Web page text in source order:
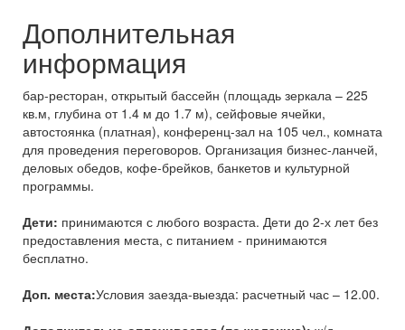
Дополнительная
информация
бар-ресторан, открытый бассейн (площадь зеркала – 225
кв.м, глубина от 1.4 м до 1.7 м), сейфовые ячейки,
автостоянка (платная), конференц-зал на 105 чел., комната
для проведения переговоров. Организация бизнес-ланчей,
деловых обедов, кофе-брейков, банкетов и культурной
программы.
Дети: принимаются с любого возраста. Дети до 2-х лет без
предоставления места, с питанием - принимаются
бесплатно.
Доп. места:Условия заезда-выезда: расчетный час – 12.00.